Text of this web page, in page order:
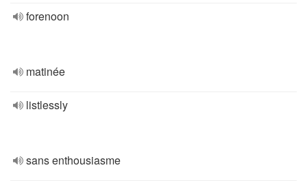
forenoon
matinée
listlessly
sans enthousiasme